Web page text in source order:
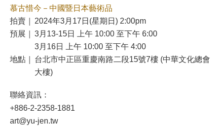
慕古惜今－中國暨日本藝術品
拍賣｜
2024年3月17日(星期日) 2:00pm
預展｜
3月13-15日 上午 10:00 至下午 6:00
3月16日 上午 10:00 至下午 4:00
地點｜
台北市中正區重慶南路二段15號7樓 (中華文化總會
大樓)
聯絡資訊：
+886-2-2358-1881
art@yu-jen.tw